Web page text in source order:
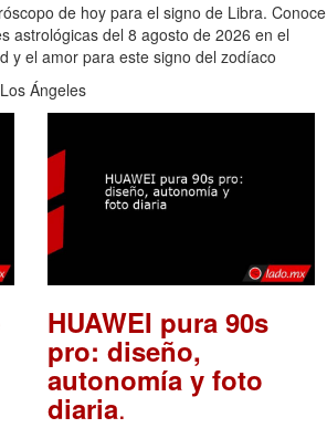
de hoy para el signo de Libra. Conoce
astrológicas del 8 agosto de 2026 en el
y el amor para este signo del zodíaco
Ángeles
HUAWEI pura 90s
pro: diseño,
autonomía y foto
diaria.